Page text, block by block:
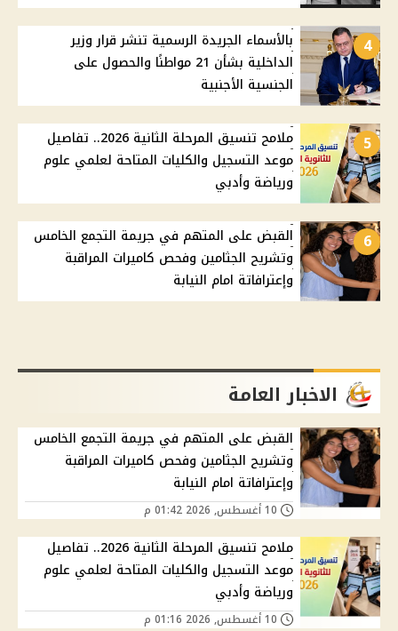
4
بالأسماء الجريدة الرسمية تنشر قرار وزير
الداخلية بشأن 21 مواطنًا والحصول على
الجنسية الأجنبية
5
ملامح تنسيق المرحلة الثانية 2026.. تفاصيل
موعد التسجيل والكليات المتاحة لعلمي علوم
ورياضة وأدبي
6
القبض على المتهم في جريمة التجمع الخامس
وتشريح الجثامين وفحص كاميرات المراقبة
وإعترافاتة امام النيابة
الاخبار العامة
القبض على المتهم في جريمة التجمع الخامس
وتشريح الجثامين وفحص كاميرات المراقبة
وإعترافاتة امام النيابة
ملامح تنسيق المرحلة الثانية 2026.. تفاصيل
موعد التسجيل والكليات المتاحة لعلمي علوم
ورياضة وأدبي